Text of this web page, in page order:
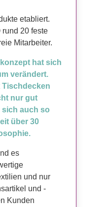
etabliert.
20 feste
Mitarbeiter.
hat sich
verändert.
Tischdecken
nur gut
auch so
über 30
es
und nur
und -
Kunden